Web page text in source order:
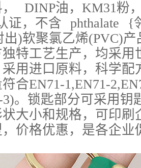
DINP油，KM31粉
证，不含 phthalate {
)软聚氯乙烯(PVC)产
特工艺生产，均采
用进口原料，科学配
合EN71-1,EN71-
3)。锁匙部分可采用钥
大小和规格，可印
价格优惠，是各企业